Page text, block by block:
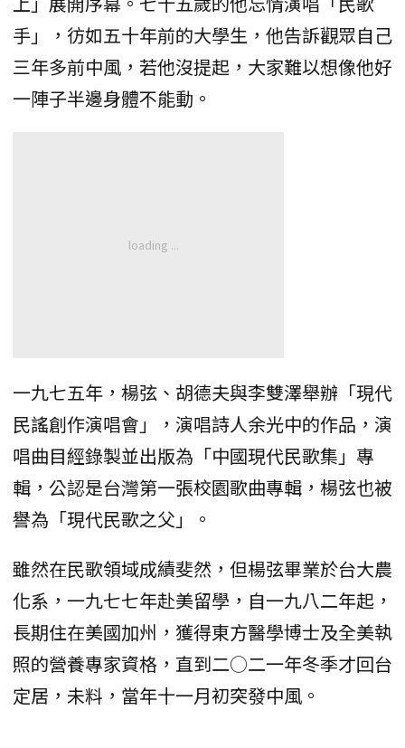
手」，彷如五十年前的大學生，他告訴觀眾自己
三年多前中風，若他沒提起，大家難以想像他好
一陣子半邊身體不能動。
一九七五年，楊弦、胡德夫與李雙澤舉辦「現代
民謠創作演唱會」，演唱詩人余光中的作品，演
唱曲目經錄製並出版為「中國現代民歌集」專
輯，公認是台灣第一張校園歌曲專輯，楊弦也被
譽為「現代民歌之父」。
雖然在民歌領域成績斐然，但楊弦畢業於台大農
化系，一九七七年赴美留學，自一九八二年起，
長期住在美國加州，獲得東方醫學博士及全美執
照的營養專家資格，直到二○二一年冬季才回台
定居，未料，當年十一月初突發中風。